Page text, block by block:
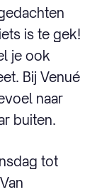
is te gek!
je ook
Bij Venué
naar
buiten.
tot